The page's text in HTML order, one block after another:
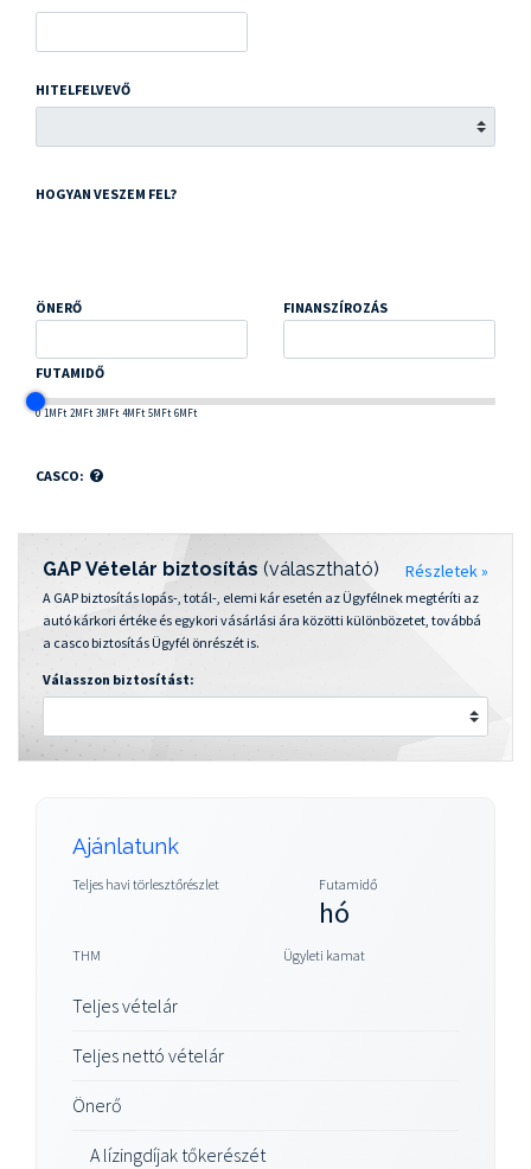
HITELFELVEVŐ
HOGYAN VESZEM FEL?
ÖNERŐ FINANSZÍROZÁS
FUTAMIDŐ
0 1MFt 2MFt 3MFt 4MFt 5MFt 6MFt
CASCO:
Részletek »
GAP Vételár biztosítás (választható)
A GAP biztosítás lopás-, totál-, elemi kár esetén az Ügyfélnek megtéríti az
autó kárkori értéke és egykori vásárlási ára közötti különbözetet, továbbá
a casco biztosítás Ügyfél önrészét is.
Válasszon biztosítást:
Ajánlatunk
Teljes havi törlesztőrészlet Futamidő
hó
THM Ügyleti kamat
Teljes vételár
Teljes nettó vételár
Önerő
A lízingdíjak tőkerészét